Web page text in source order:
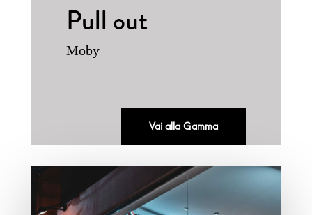
Pull out
Moby
Vai alla Gamma